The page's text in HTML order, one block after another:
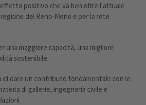
positivo che va ben oltre l'attuale
del Reno-Meno e per la rete
una maggiore capacità, una migliore
sostenibile.
di dare un contributo fondamentale con le
di gallerie, ingegneria civile e